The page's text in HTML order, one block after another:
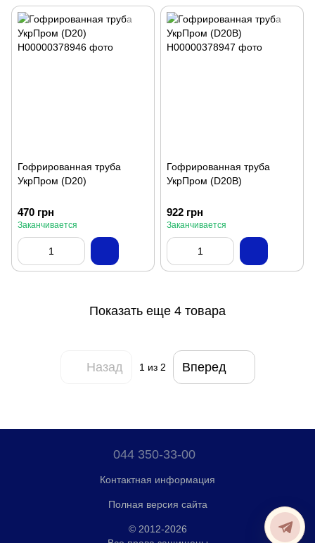
Гофрированная труба
УкрПром (D20)
470 грн
Заканчивается
Гофрированная труба
УкрПром (D20B)
922 грн
Заканчивается
Показать еще 4 товара
Назад 1 из 2 Вперед
044 350-33-00
Контактная информация
Полная версия сайта
© 2012-2026